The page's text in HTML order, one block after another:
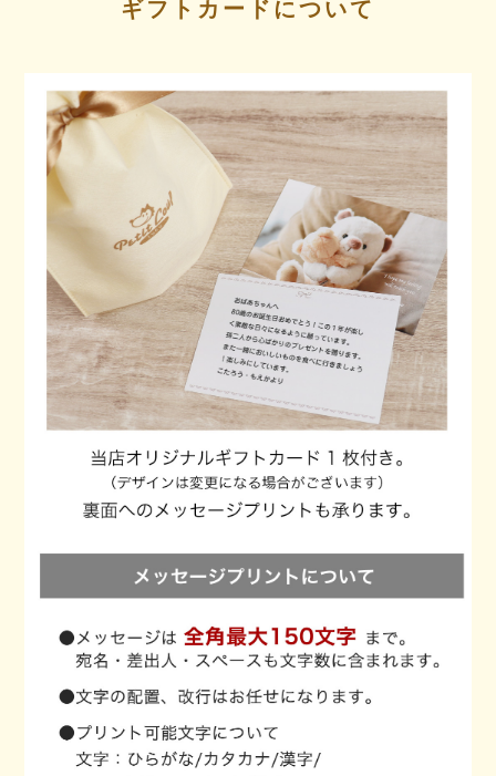
ギフトカードについて